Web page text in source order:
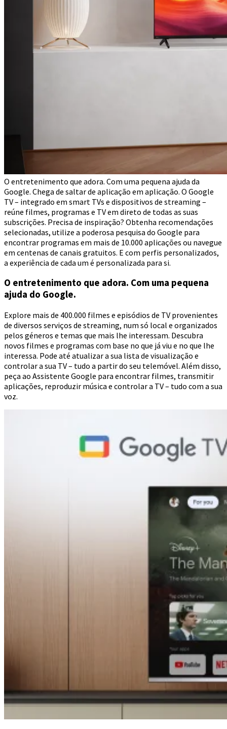
O entretenimento que adora. Com uma pequena ajuda da
Google. Chega de saltar de aplicação em aplicação. O Google
TV – integrado em smart TVs e dispositivos de streaming –
reúne filmes, programas e TV em direto de todas as suas
subscrições. Precisa de inspiração? Obtenha recomendações
selecionadas, utilize a poderosa pesquisa do Google para
encontrar programas em mais de 10.000 aplicações ou navegue
em centenas de canais gratuitos. E com perfis personalizados,
a experiência de cada um é personalizada para si.
O entretenimento que adora. Com uma pequena
ajuda do Google.
Explore mais de 400.000 filmes e episódios de TV provenientes
de diversos serviços de streaming, num só local e organizados
pelos géneros e temas que mais lhe interessam. Descubra
novos filmes e programas com base no que já viu e no que lhe
interessa. Pode até atualizar a sua lista de visualização e
controlar a sua TV – tudo a partir do seu telemóvel. Além disso,
peça ao Assistente Google para encontrar filmes, transmitir
aplicações, reproduzir música e controlar a TV – tudo com a sua
voz.